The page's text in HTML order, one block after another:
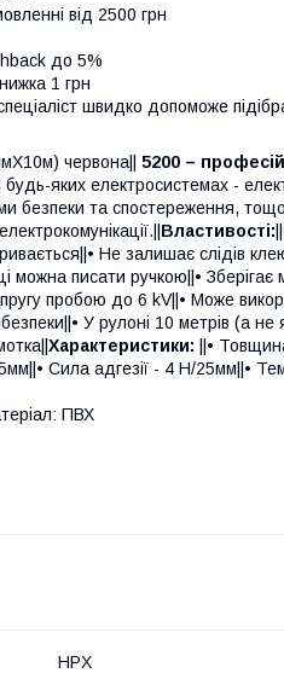
від 2500 грн
до 5%
1 грн
швидко допоможе
червона||
5200 –
будь-яких електросистемах -
безпеки та спостереження,
Властивості:
Не залишає слідів
можна писати ручкою||• Зберігає
пробою до 6 kV||• Може
У рулоні 10 метрів (а не
Характеристики:
||•
Сила адгезії - 4 Н/25мм||•
ПВХ
HPX